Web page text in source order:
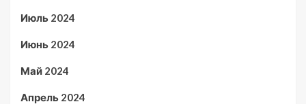
Июль 2024
Июнь 2024
Май 2024
Апрель 2024